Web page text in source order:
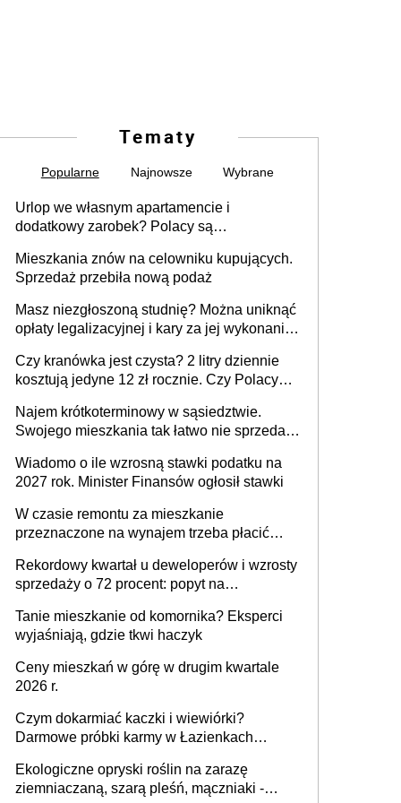
Tematy
Popularne Najnowsze Wybrane
Urlop we własnym apartamencie i
dodatkowy zarobek? Polacy są
Mieszkania znów na celowniku kupujących.
Sprzedaż przebiła nową podaż
Masz niezgłoszoną studnię? Można uniknąć
opłaty legalizacyjnej i kary za jej wykonanie,
Czy kranówka jest czysta? 2 litry dziennie
kosztują jedyne 12 zł rocznie. Czy Polacy
Najem krótkoterminowy w sąsiedztwie.
Swojego mieszkania tak łatwo nie sprzedaż
Wiadomo o ile wzrosną stawki podatku na
2027 rok. Minister Finansów ogłosił stawki
W czasie remontu za mieszkanie
przeznaczone na wynajem trzeba płacić
realizuje w nim potrzeb mieszkaniowych
Rekordowy kwartał u deweloperów i wzrosty
sprzedaży o 72 procent: popyt na
Tanie mieszkanie od komornika? Eksperci
wyjaśniają, gdzie tkwi haczyk
Ceny mieszkań w górę w drugim kwartale
2026 r.
Czym dokarmiać kaczki i wiewiórki?
Darmowe próbki karmy w Łazienkach
edukacyjna]
Ekologiczne opryski roślin na zarazę
ziemniaczaną, szarą pleśń, mączniaki -